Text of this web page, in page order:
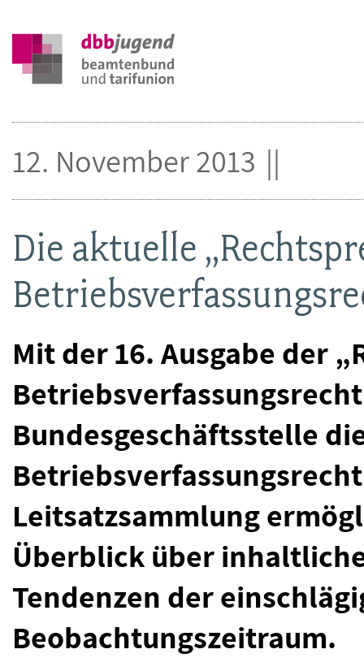
Die aktuelle
Mit der 16. Ausgabe der
Bundesgeschäftsstelle
Leitsatzsammlung
Überblick über
Tendenzen der
Beobachtungszeitraum.
12. November 2013